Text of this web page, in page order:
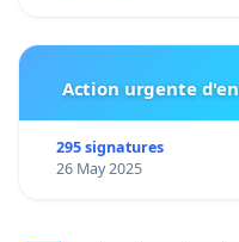
Action urgente
295 signatures
26 May 2025